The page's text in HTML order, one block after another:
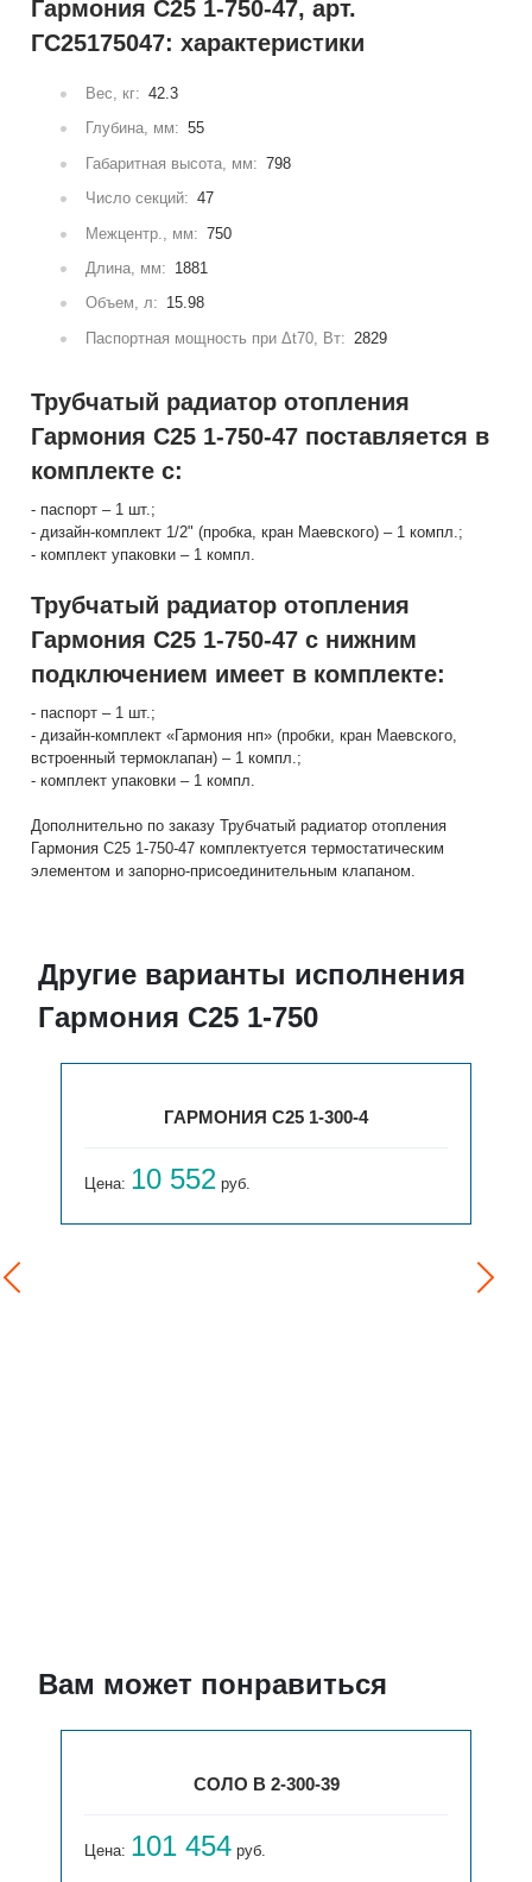
Гармония С25 1-750-47, арт.
ГС25175047: характеристики
Вес, кг: 42.3
Глубина, мм: 55
Габаритная высота, мм: 798
Число секций: 47
Межцентр., мм: 750
Длина, мм: 1881
Объем, л: 15.98
Паспортная мощность при Δt70, Вт: 2829
Трубчатый радиатор отопления
Гармония С25 1-750-47 поставляется в
комплекте с:
- паспорт – 1 шт.;
- дизайн-комплект 1/2" (пробка, кран Маевского) – 1 компл.;
- комплект упаковки – 1 компл.
Трубчатый радиатор отопления
Гармония С25 1-750-47 с нижним
подключением имеет в комплекте:
- паспорт – 1 шт.;
- дизайн-комплект «Гармония нп» (пробки, кран Маевского,
встроенный термоклапан) – 1 компл.;
- комплект упаковки – 1 компл.
Дополнительно по заказу Трубчатый радиатор отопления
Гармония С25 1-750-47 комплектуется термостатическим
элементом и запорно-присоединительным клапаном.
Другие варианты исполнения
Гармония С25 1-750
ГАРМОНИЯ С25 1-300-4
Цена: 10 552 руб.
Вам может понравиться
СОЛО В 2-300-39
Цена: 101 454 руб.